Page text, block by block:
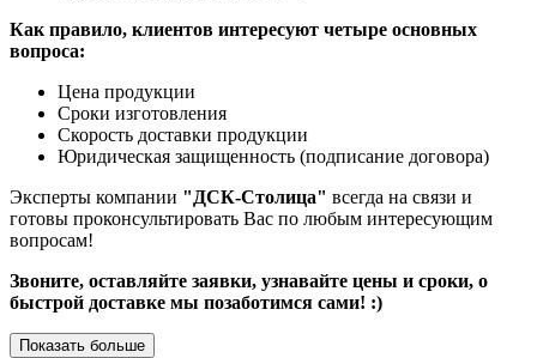
Как правило, клиентов интересуют четыре основных
вопроса:
Цена продукции
Сроки изготовления
Скорость доставки продукции
Юридическая защищенность (подписание договора)
Эксперты компании "ДСК-Столица" всегда на связи и
готовы проконсультировать Вас по любым интересующим
вопросам!
Звоните, оставляйте заявки, узнавайте цены и сроки, о
быстрой доставке мы позаботимся сами! :)
Показать больше